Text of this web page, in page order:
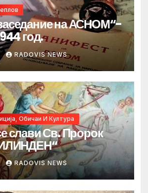
на АСНОМ“-
год.
RADOVIS NEWS
Обичаи И Култура
слави Св. Пророк
RADOVIS NEWS